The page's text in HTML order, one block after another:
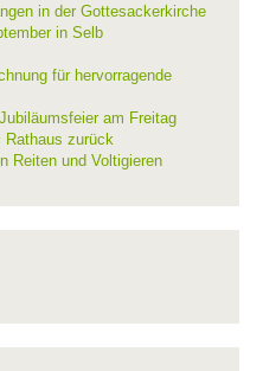
in der Gottesackerkirche
in Selb
für hervorragende
am Freitag
Rathaus zurück
Reiten und Voltigieren